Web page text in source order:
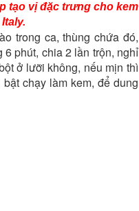
tạo vị đặc trưng cho kem
trong ca, thùng chứa đó,
phút, chia 2 lần trộn, nghỉ
ở lưỡi không, nếu mịn thì
chạy làm kem, để dung